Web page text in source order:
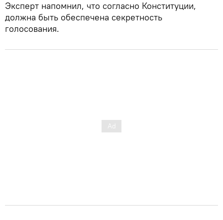
Эксперт напомнил, что согласно Конституции,
должна быть обеспечена секретность
голосования.